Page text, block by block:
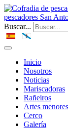
pescadores San
Buscar...
Inicio
Nosotros
Noticias
Mariscadoras
Rañeiros
Artes menores
Cerco
Galería